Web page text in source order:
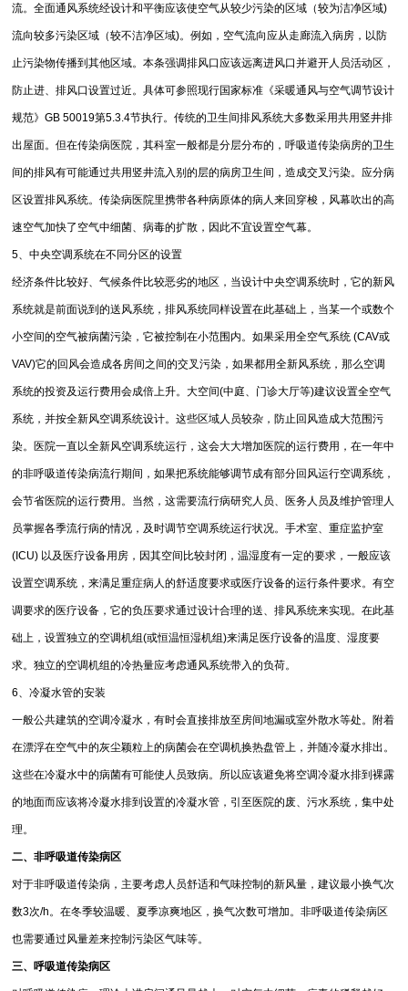
流。全面通风系统经设计和平衡应该使空气从较少污染的区域（较为洁净区域)
流向较多污染区域（较不洁净区域)。例如，空气流向应从走廊流入病房，以防
止污染物传播到其他区域。本条强调排风口应该远离进风口并避开人员活动区，
防止进、排风口设置过近。具体可参照现行国家标准《采暖通风与空气调节设计
规范》GB 50019第5.3.4节执行。传统的卫生间排风系统大多数采用共用竖井排
出屋面。但在传染病医院，其科室一般都是分层分布的，呼吸道传染病房的卫生
间的排风有可能通过共用竖井流入别的层的病房卫生间，造成交叉污染。应分病
区设置排风系统。传染病医院里携带各种病原体的病人来回穿梭，风幕吹出的高
速空气加快了空气中细菌、病毒的扩散，因此不宜设置空气幕。
5、中央空调系统在不同分区的设置
经济条件比较好、气候条件比较恶劣的地区，当设计中央空调系统时，它的新风
系统就是前面说到的送风系统，排风系统同样设置在此基础上，当某一个或数个
小空间的空气被病菌污染，它被控制在小范围内。如果采用全空气系统 (CAV或
VAV)它的回风会造成各房间之间的交叉污染，如果都用全新风系统，那么空调
系统的投资及运行费用会成倍上升。大空间(中庭、门诊大厅等)建议设置全空气
系统，并按全新风空调系统设计。这些区域人员较杂，防止回风造成大范围污
染。医院一直以全新风空调系统运行，这会大大增加医院的运行费用，在一年中
的非呼吸道传染病流行期间，如果把系统能够调节成有部分回风运行空调系统，
会节省医院的运行费用。当然，这需要流行病研究人员、医务人员及维护管理人
员掌握各季流行病的情况，及时调节空调系统运行状况。手术室、重症监护室
(ICU) 以及医疗设备用房，因其空间比较封闭，温湿度有一定的要求，一般应该
设置空调系统，来满足重症病人的舒适度要求或医疗设备的运行条件要求。有空
调要求的医疗设备，它的负压要求通过设计合理的送、排风系统来实现。在此基
础上，设置独立的空调机组(或恒温恒湿机组)来满足医疗设备的温度、湿度要
求。独立的空调机组的冷热量应考虑通风系统带入的负荷。
6、冷凝水管的安装
一般公共建筑的空调冷凝水，有时会直接排放至房间地漏或室外散水等处。附着
在漂浮在空气中的灰尘颖粒上的病菌会在空调机换热盘管上，并随冷凝水排出。
这些在冷凝水中的病菌有可能使人员致病。所以应该避免将空调冷凝水排到裸露
的地面而应该将冷凝水排到设置的冷凝水管，引至医院的废、污水系统，集中处
理。
二、非呼吸道传染病区
对于非呼吸道传染病，主要考虑人员舒适和气味控制的新风量，建议最小换气次
数3次/h。在冬季较温暖、夏季凉爽地区，换气次数可增加。非呼吸道传染病区
也需要通过风量差来控制污染区气味等。
三、呼吸道传染病区